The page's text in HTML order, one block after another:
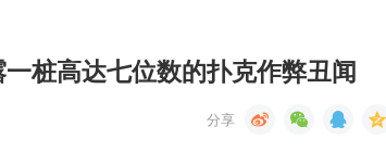
桩高达七位数的扑克作弊丑闻